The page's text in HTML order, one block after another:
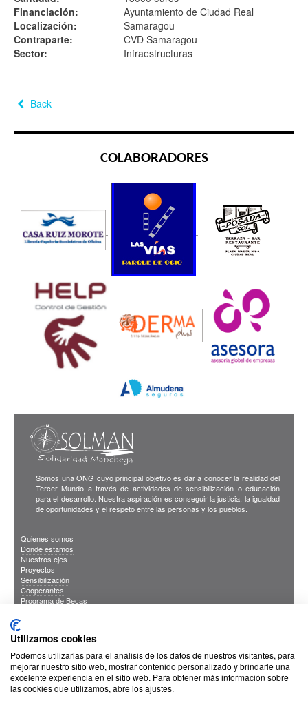
Financiación:
Ayuntamiento de Ciudad Real
Localización:
Samaragou
Contraparte:
CVD Samaragou
Sector:
Infraestructuras
Back
COLABORADORES
Somos una ONG cuyo principal objetivo es dar a conocer la realidad del
Tercer Mundo a través de actividades de sensibilización o educación
para el desarrollo. Nuestra aspiración es conseguir la justicia, la igualdad
de oportunidades y el respeto entre las personas y los pueblos.
Quienes somos
Donde estamos
Nuestros ejes
Proyectos
Sensibilización
Cooperantes
Programa de Becas
Sus Datos Seguros
Cookies
Proteccion de datos
Utilizamos cookies
Podemos utilizarlas para el análisis de los datos de nuestros visitantes, para
mejorar nuestro sitio web, mostrar contenido personalizado y brindarle una
excelente experiencia en el sitio web. Para obtener más información sobre
las cookies que utilizamos, abre los ajustes.